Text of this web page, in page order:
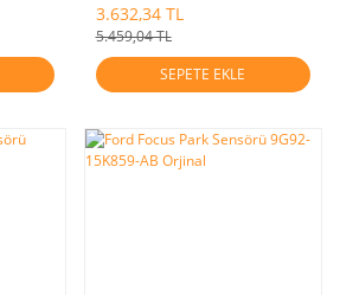
3.632,34 TL
5.459,04 TL
SEPETE EKLE